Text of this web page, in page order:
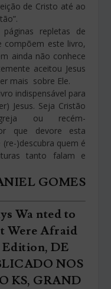
de Cristo até ao
repletas de
compõem este livro,
ainda não conhece
aceitou Jesus
mais sobre Ele.
indispensável para
Jesus. Seja Cristão
ou recém-
que devore esta
)descubra quem é
tanto falam e
GOMES
Wa nted to
Were Afraid
Edition, DE
NOS
KS, GRAND